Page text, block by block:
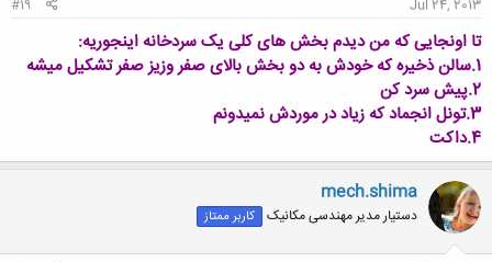
Jul 24, 2013
#19
تا اونجایی که من دیدم بخش های کلی یک سردخانه اینجوریه:
1.سالن ذخیره که خودش به دو بخش بالای صفر وزیز صفر تشکیل میشه
2.پیش سرد کن
3.تونل انجماد که زیاد در موردش نمیدونم
4.داکت
mech.shima
دستیار مدیر مهندسی مکانیک کاربر ممتاز